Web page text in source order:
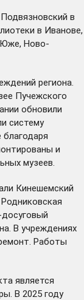
в
в Иванове,
Юже, Ново-
региона.
Пучежского
обновили
систему
и
музеев.
Кинешемский
В учреждениях
Работы
является
В 2025 году